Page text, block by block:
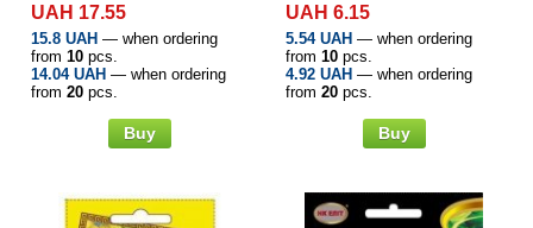
UAH 17.55
15.8 UAH — when ordering
from 10 pcs.
14.04 UAH — when ordering
from 20 pcs.
Buy
UAH 6.15
5.54 UAH — when ordering
from 10 pcs.
4.92 UAH — when ordering
from 20 pcs.
Buy
Семена газонной травы
Семена тыквы, патиссона
Семена укропа
Семена фасоли
Средства защиты от кротов
Средства защиты от грызунов
Препараты для септиков, выгребных ям и